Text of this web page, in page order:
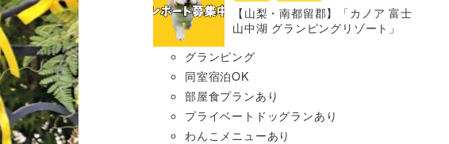
【山梨・南都留郡】「カノア 富士
山中湖 グランピングリゾート」
グランピング
同室宿泊OK
部屋食プランあり
プライベートドッグランあり
わんこメニューあり